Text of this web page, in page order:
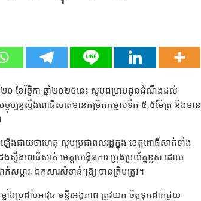
២០​ ខែវិច្ឆិកា​ ឆ្នាំ​២០២៥នេះ​ សូមជម្រាបជូនដំណឹងដល់
ច្ចុប្បន្នស្ទឹងពោធិ៍សាត់មានកម្រិតកម្ពស់ទឹក ៥,៥ម៉ែត្រ និងមាន
ឡើងជាយថាហេតុ សូមប្រជាពលរដ្ឋក្នុង ខេត្តពោធិ៍សាត់ទាំង
ងពោធិ៍សាត់ មេត្តាបង្កើនការ ប្រុងប្រយ័ត្នខ្ពស់ ដោយ
ម្ភារៈ ឯកសារសំខាន់ៗឱ្យ បានត្រឹមត្រូវ។
ាំងប្រដាប់អាវុធ មន្ទីរអង្គភាព ត្រូវយក ចិត្តទុកដាក់ជួយ